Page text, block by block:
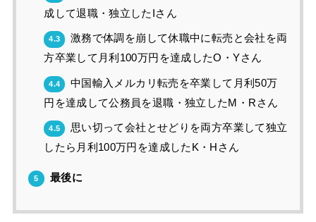
成して退職・独立したIさん
4.3
激務で体調を崩して休職中に転売と会社を両
方卒業して月利100万円を達成したO・Yさん
4.4
中国輸入メルカリ転売を卒業して月利50万
円を達成して公務員を退職・独立したM・Rさん
4.5
思い切って会社とせどりを両方卒業して独立
したら月利100万円を達成したK・Hさん
5 最後に